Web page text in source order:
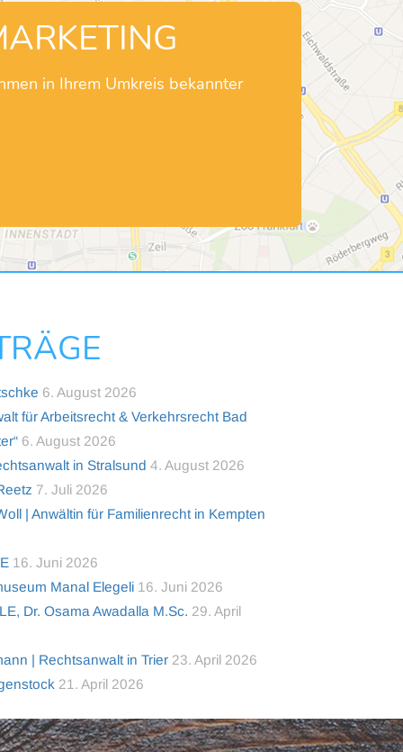
in Ihrem Umkreis bekannter
6. August 2026
für Arbeitsrecht & Verkehrsrecht Bad
6. August 2026
in Stralsund 4. August 2026
7. Juli 2026
| Anwältin für Familienrecht in Kempten
16. Juni 2026
Manal Elegeli 16. Juni 2026
Dr. Osama Awadalla M.Sc. 29. April
| Rechtsanwalt in Trier 23. April 2026
21. April 2026